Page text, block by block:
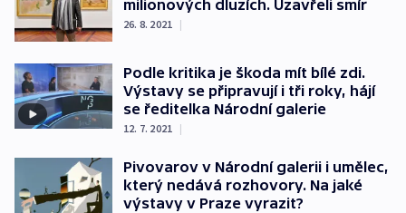
milionových dluzích. Uzavřeli smír
26. 8. 2021 |
Podle kritika je škoda mít bílé zdi.
Výstavy se připravují i tři roky, hájí
se ředitelka Národní galerie
12. 7. 2021 |
Pivovarov v Národní galerii i umělec,
který nedává rozhovory. Na jaké
výstavy v Praze vyrazit?